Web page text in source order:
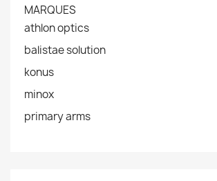
MARQUES
athlon optics
balistae solution
konus
minox
primary arms